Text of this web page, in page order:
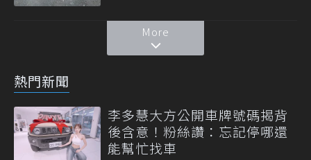
More
熱門新聞
李多慧大方公開車牌號碼揭背
後含意！粉絲讚：忘記停哪還
能幫忙找車